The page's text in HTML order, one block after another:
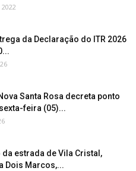
da Declaração do ITR 2026
Santa Rosa decreta ponto
feira (05)...
da estrada de Vila Cristal,
Dois Marcos,...